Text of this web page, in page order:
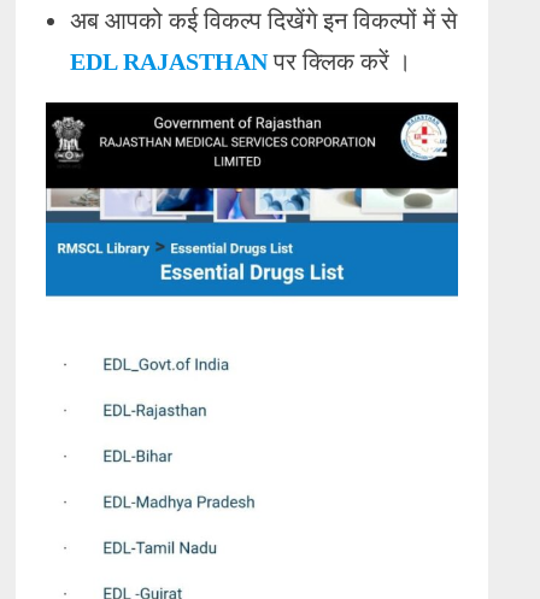
अब आपको कई विकल्प दिखेंगे इन विकल्पों में से
EDL RAJASTHANपर क्लिक करें ।